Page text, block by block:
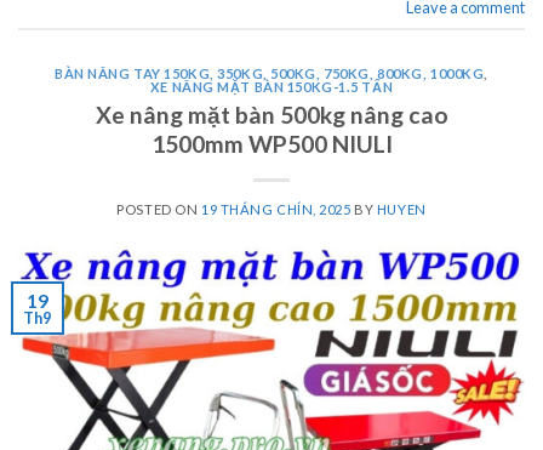
Leave a comment
BÀN NÂNG TAY 150KG, 350KG, 500KG, 750KG, 800KG, 1000KG
XE NÂNG MẶT BÀN 150KG-1.5 TẤN
Xe nâng mặt bàn 500kg nâng cao
1500mm WP500 NIULI
POSTED ON 19 THÁNG CHÍN, 2025 BY HUYEN
19
Th9